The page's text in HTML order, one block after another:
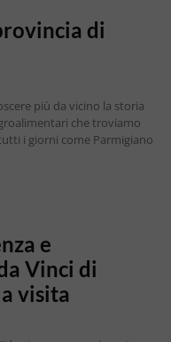
di
più da vicino la storia
che troviamo
i giorni come Parmigiano
e
Vinci di
visita